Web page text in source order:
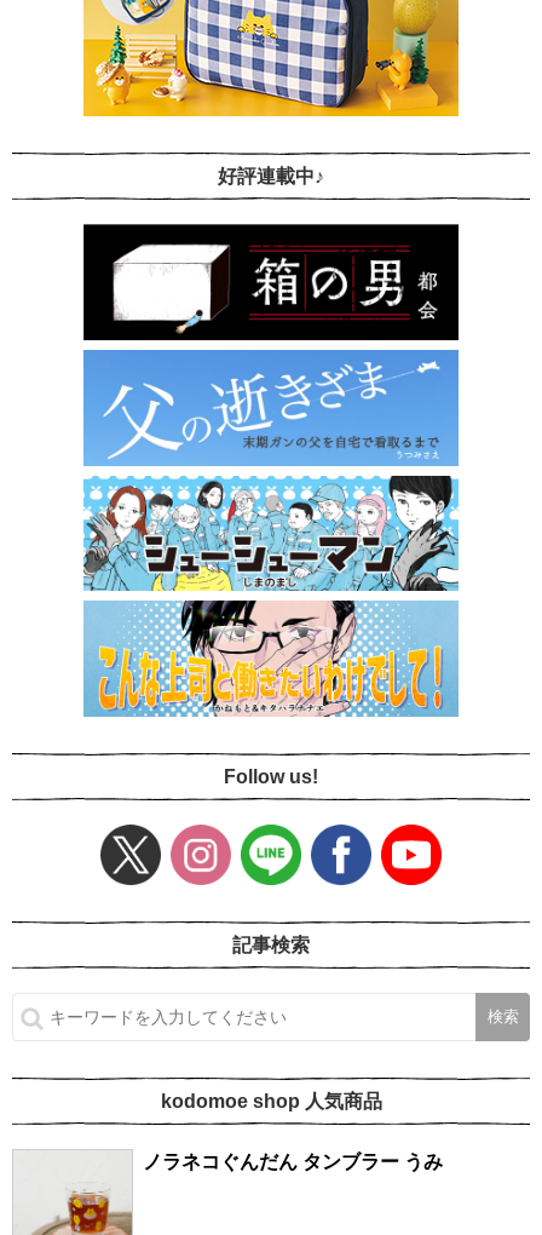
好評連載中♪
Follow us!
記事検索
kodomoe shop 人気商品
ノラネコぐんだん タンブラー うみ